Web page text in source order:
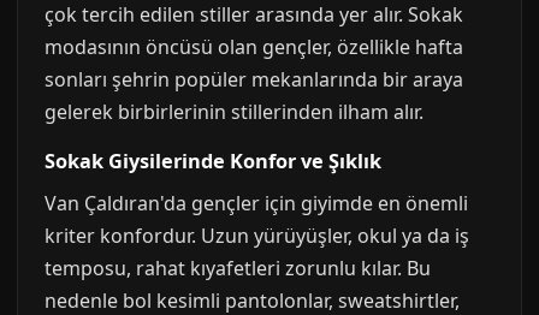
çok tercih edilen stiller arasında yer alır. Sokak
modasının öncüsü olan gençler, özellikle hafta
sonları şehrin popüler mekanlarında bir araya
gelerek birbirlerinin stillerinden ilham alır.
Sokak Giysilerinde Konfor ve Şıklık
Van Çaldıran'da gençler için giyimde en önemli
kriter konfordur. Uzun yürüyüşler, okul ya da iş
temposu, rahat kıyafetleri zorunlu kılar. Bu
nedenle bol kesimli pantolonlar, sweatshirtler,